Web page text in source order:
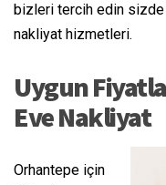
bizleri tercih edin sizde
nakliyat hizmetleri.
Uygun
Eve Nakliyat
Orhantepe için